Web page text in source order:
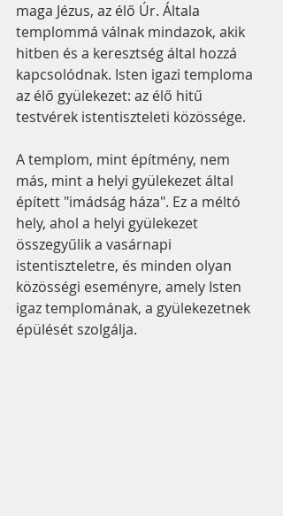
maga Jézus, az élő Úr. Általa
templommá válnak mindazok, akik
hitben és a keresztség által hozzá
kapcsolódnak. Isten igazi temploma
az élő gyülekezet: az élő hitű
testvérek istentiszteleti közössége.
A templom, mint építmény, nem
más, mint a helyi gyülekezet által
épített "imádság háza". Ez a méltó
hely, ahol a helyi gyülekezet
összegyűlik a vasárnapi
istentiszteletre, és minden olyan
közösségi eseményre, amely Isten
igaz templomának, a gyülekezetnek
épülését szolgálja.